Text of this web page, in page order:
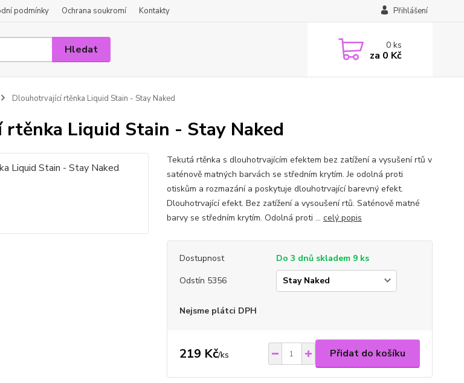
podmínky Ochrana soukromí Kontakty Přihlášení
Hledat 0ks
za 0 Kč
Dlouhotrvající rtěnka Liquid Stain - Stay Naked
Liquid Stain - Stay Naked
Tekutá rtěnka s dlouhotrvajícím efektem bez zatížení a vysušení rtů v
saténově matných barvách se středním krytím. Je odolná proti
otiskům a rozmazání a poskytuje dlouhotrvající barevný efekt.
Dlouhotrvající efekt. Bez zatížení a vysoušení rtů. Saténově matné
barvy se středním krytím. Odolná proti ... celý popis
Dostupnost
Do 3 dnů skladem 9 ks
Odstín 5356
Nejsme plátci DPH
219 Kč/ks Přidat do košíku